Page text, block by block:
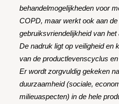
behandelmogelijkheden voor
COPD, maar werkt ook aan
gebruiksvriendelijkheid van
De nadruk ligt op veiligheid en
van de productlevenscyclus
Er wordt zorgvuldig gekeken
duurzaamheid (sociale,
milieuaspecten) in de hele